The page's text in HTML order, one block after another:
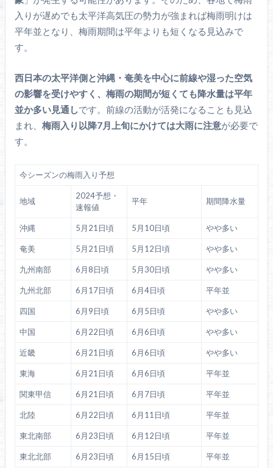
入りが遅めでも太平洋高気圧の勢力が強まれば梅雨明けは
平年並となり、梅雨期間は平年よりも短くなる見込みで
す。
西日本の太平洋側と沖縄・奄美を中心に前線や湿った空気
の影響を受けやすく、梅雨の期間が短くても降水量は平年
並か多い見通しです。前線の活動が活発になることも見込
まれ、 梅雨入り以降7月上旬にかけては大雨に注意が必要で
す。
今シーズンの梅雨入り予想
地域
2024予想・
速報値
平年 期間降水量
沖縄 5月21日頃 5月10日頃 やや多い
奄美 5月21日頃 5月12日頃 やや多い
九州南部 6月8日頃 5月30日頃 やや多い
九州北部 6月17日頃 6月4日頃 平年並
四国 6月9日頃 6月5日頃 やや多い
中国 6月22日頃 6月6日頃 やや多い
近畿 6月21日頃 6月6日頃 やや多い
東海 6月21日頃 6月6日頃 平年並
関東甲信 6月21日頃 6月7日頃 平年並
北陸 6月22日頃 6月11日頃 平年並
東北南部 6月23日頃 6月12日頃 平年並
東北北部 6月23日頃 6月15日頃 平年並